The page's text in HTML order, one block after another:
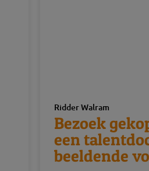
Ridder Walram
Bezoek
een
beeldende